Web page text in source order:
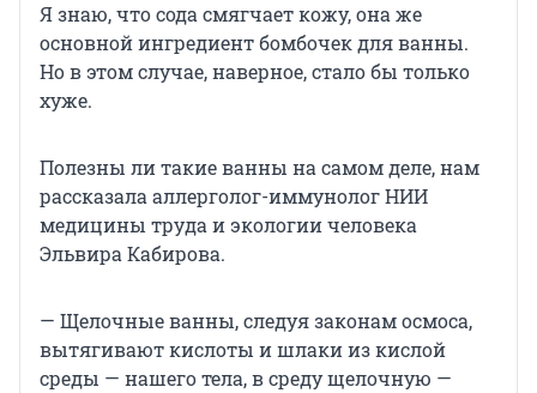
Я знаю, что сода смягчает кожу, она же
основной ингредиент бомбочек для ванны.
Но в этом случае, наверное, стало бы только
хуже.
Полезны ли такие ванны на самом деле, нам
рассказала аллерголог-иммунолог НИИ
медицины труда и экологии человека
Эльвира Кабирова.
— Щелочные ванны, следуя законам осмоса,
вытягивают кислоты и шлаки из кислой
среды — нашего тела, в среду щелочную —